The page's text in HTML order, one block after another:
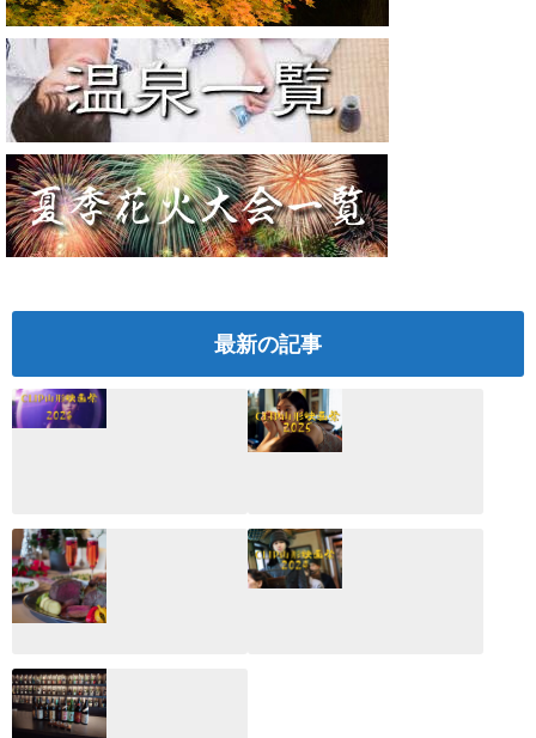
最新の記事
CLIP山形映画祭
2026：映画館派の
編集長が読む2025
年の映画ざっくり
総監
CLIP山形映画祭
2025：ほぼこれく
らいしか更新して
いない変なブログ
月のホテル☆4日
間限定！クリスマ
スディナーブッフ
ェ開催☆